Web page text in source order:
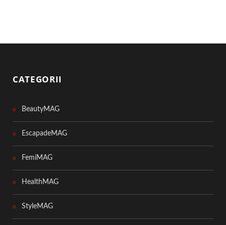
CATEGORII
BeautyMAG
EscapadeMAG
FemiMAG
HealthMAG
StyleMAG